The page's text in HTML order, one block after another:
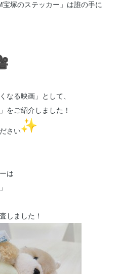
塚のステッカー」は誰の手に
なる映画」として、
をご紹介しました！
さい
は
しました！